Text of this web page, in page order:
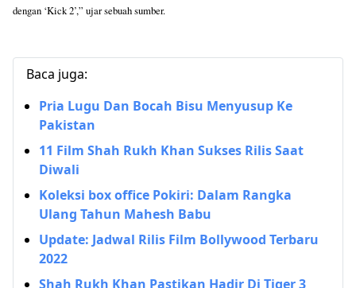
dengan ‘Kick 2’,” ujar sebuah sumber.
Baca juga:
Pria Lugu Dan Bocah Bisu Menyusup Ke
Pakistan
11 Film Shah Rukh Khan Sukses Rilis Saat
Diwali
Koleksi box office Pokiri: Dalam Rangka
Ulang Tahun Mahesh Babu
Update: Jadwal Rilis Film Bollywood Terbaru
2022
Shah Rukh Khan Pastikan Hadir Di Tiger 3